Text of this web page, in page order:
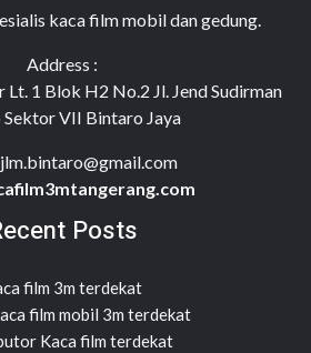
kaca film mobil dan gedung.
Address :
1 Blok H2 No.2 Jl. Jend Sudirman
VII Bintaro Jaya
Posts
film 3m terdekat
film mobil 3m terdekat
Kaca film terdekat